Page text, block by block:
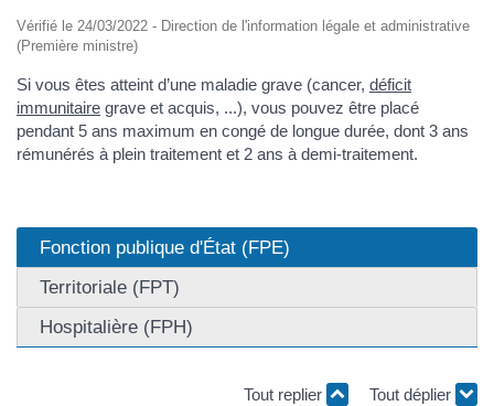
Vérifié le 24/03/2022 - Direction de l'information légale et administrative
(Première ministre)
Si vous êtes atteint d’une maladie grave (cancer, déficit
immunitaire grave et acquis, ...), vous pouvez être placé
pendant 5 ans maximum en congé de longue durée, dont 3 ans
rémunérés à plein traitement et 2 ans à demi-traitement.
Fonction publique d'État (FPE)
Territoriale (FPT)
Hospitalière (FPH)
Tout replier Tout déplier